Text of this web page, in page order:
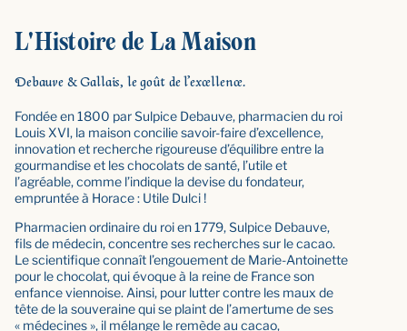
L'Histoire de La Maison
Debauve & Gallais, le goût de l’excellence.
Fondée en 1800 par Sulpice Debauve, pharmacien du roi
Louis XVI, la maison concilie savoir-faire d’excellence,
innovation et recherche rigoureuse d’équilibre entre la
gourmandise et les chocolats de santé, l’utile et
l’agréable, comme l’indique la devise du fondateur,
empruntée à Horace : Utile Dulci !
Pharmacien ordinaire du roi en 1779, Sulpice Debauve,
fils de médecin, concentre ses recherches sur le cacao.
Le scientifique connaît l’engouement de Marie-Antoinette
pour le chocolat, qui évoque à la reine de France son
enfance viennoise. Ainsi, pour lutter contre les maux de
tête de la souveraine qui se plaint de l’amertume de ses
« médecines », il mélange le remède au cacao,